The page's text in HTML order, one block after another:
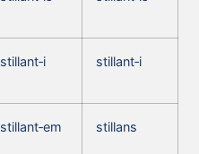
stillant‑i stillant‑i
stillant‑em stillans